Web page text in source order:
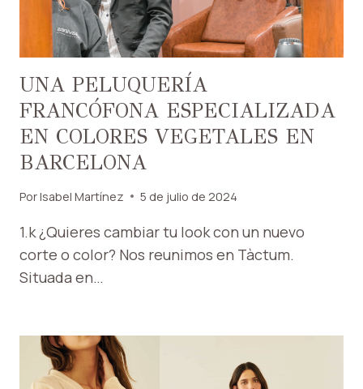
UNA PELUQUERÍA
FRANCÓFONA ESPECIALIZADA
EN COLORES VEGETALES EN
BARCELONA
PorIsabel Martínez 5 de julio de 2024
1.k ¿Quieres cambiar tu look con un nuevo
corte o color? Nos reunimos en Tàctum.
Situada en…